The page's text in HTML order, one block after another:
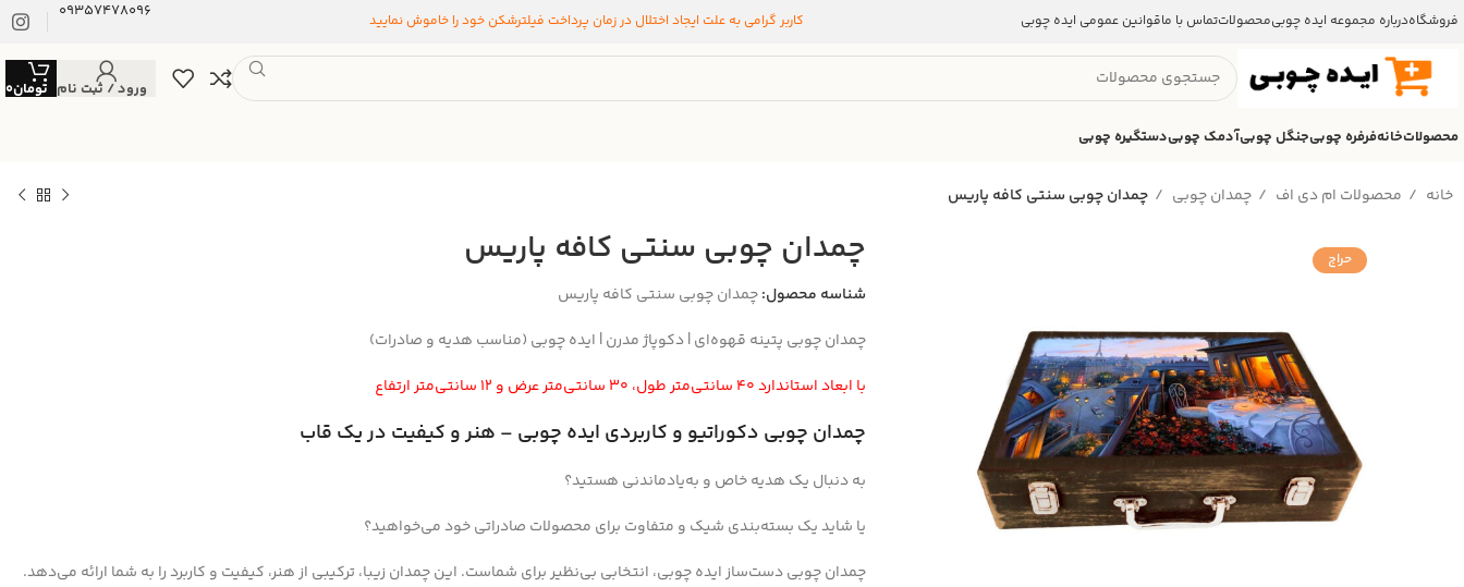
فروشگاهدرباره مجموعه ایده چوبیمحصولاتتماس با ماقوانین عمومی ایده چوبی کاربر گرامی به علت ایجاد اختلال در زمان پرداخت فیلترشکن خود را خاموش نمایید 09357478096
ورود / ثبت نام تومان0
محصولاتخانهفرفره چوبیجنگل چوبیآدمک چوبیدستگیره چوبی
خانه محصولات ام دی اف چمدان چوبی چمدان چوبی سنتی کافه پاریس
حراج چمدان چوبی سنتی کافه پاریس
شناسه محصول:چمدان چوبی سنتی کافه پاریس
چمدان چوبی پتینه قهوه‌ای | دکوپاژ مدرن | ایده چوبی (مناسب هدیه و صادرات)
با ابعاد استاندارد ۴۰ سانتی‌متر طول، ۳۰ سانتی‌متر عرض و ۱۲ سانتی‌متر ارتفاع
چمدان چوبی دکوراتیو و کاربردی ایده چوبی – هنر و کیفیت در یک قاب
به دنبال یک هدیه خاص و به‌یادماندنی هستید؟
یا شاید یک بسته‌بندی شیک و متفاوت برای محصولات صادراتی خود می‌خواهید؟
چمدان چوبی دست‌ساز ایده چوبی، انتخابی بی‌نظیر برای شماست. این چمدان زیبا، ترکیبی از هنر، کیفیت و کاربرد را به شما ارائه می‌دهد.